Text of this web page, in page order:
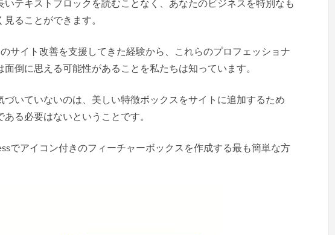
いテキストブロックを読むことなく、あなたのビジネスを特別なも
ることができます。
サイト改善を支援してきた経験から、これらのプロフェッショナ
倒に思える可能性があることを私たちは知っています。
づいていないのは、美しい特徴ボックスをサイトに追加するため
る必要はないということです。
でアイコン付きのフィーチャーボックスを作成する最も簡単な方